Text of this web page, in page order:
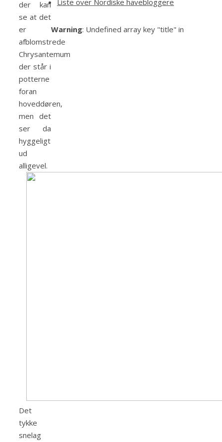
der kan
se at det
er
afblomstrede
Chrysantemum
der står i
potterne
foran
hoveddøren,
men det
ser da
hyggeligt
ud
alligevel.
Det
tykke
snelag
Warning: Undefined array key "title" in